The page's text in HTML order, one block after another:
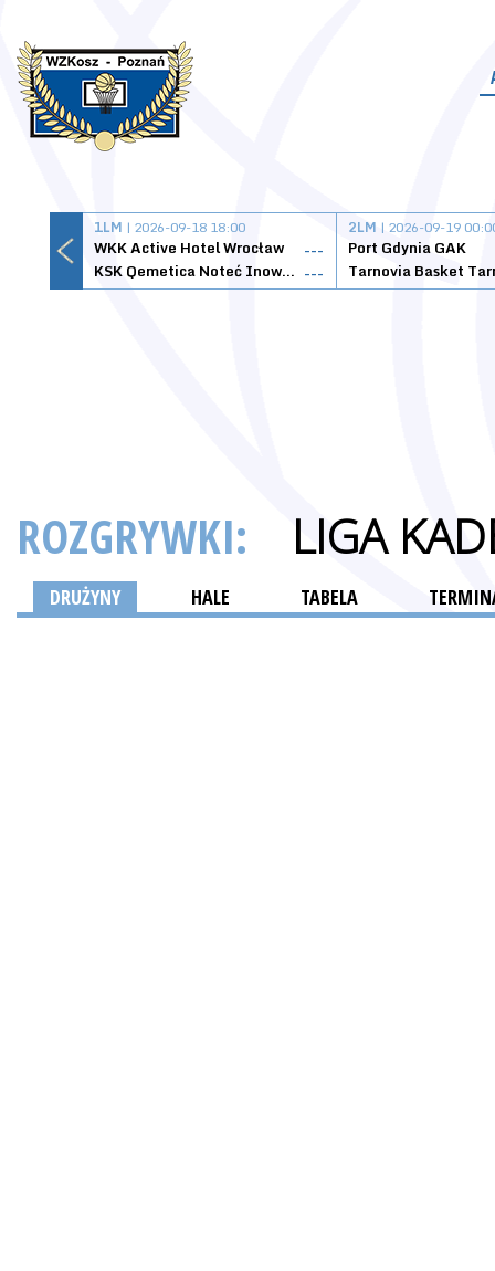
1LM | 2026-09-18 18:00
WKK Active Hotel Wrocław
---
KSK Qemetica Noteć Inowrocław ---
2LM | 2026-09-19
Port Gdynia GAK
ROZGRYWKI: LIGA
DRUŻYNY HALE TABELA